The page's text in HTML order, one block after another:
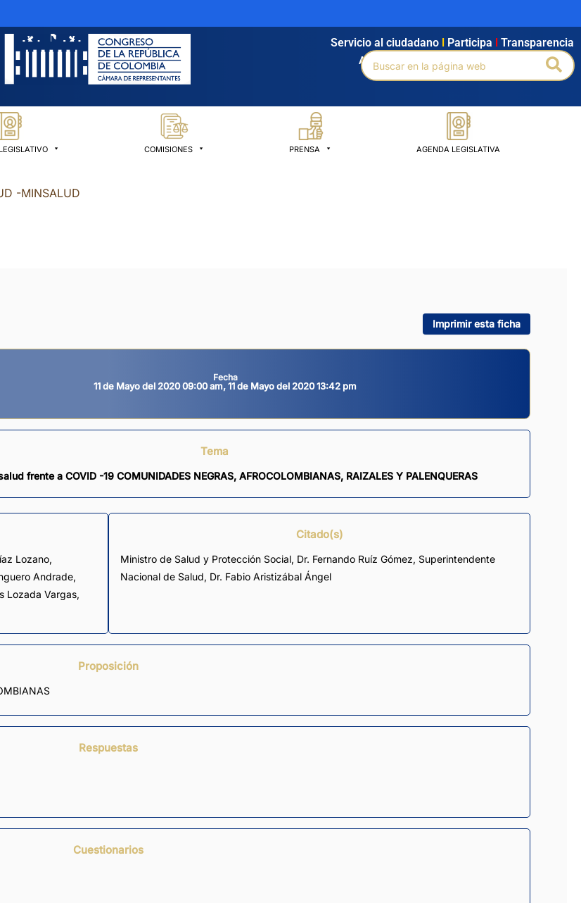
Agendamiento Intranet Búsqueda avanzada
Servicio al ciudadano Participa Transparencia
Buscar
por:
COMISIONES PRENSA AGENDA LEGISLATIVA
-MINSALUD
Imprimir esta ficha
Fecha
11 de Mayo del 2020 09:00 am, 11 de Mayo del 2020 13:42 pm
Tema
frente a COVID -19 COMUNIDADES NEGRAS, AFROCOLOMBIANAS, RAIZALES Y PALENQUERAS
Lozano,
Andrade,
Lozada Vargas,
Citado(s)
Ministro de Salud y Protección Social, Dr. Fernando Ruíz Gómez, Superintendente
Nacional de Salud, Dr. Fabio Aristizábal Ángel
Proposición
Respuestas
Cuestionarios